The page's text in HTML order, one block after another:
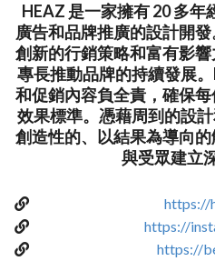
HEAZ 是一家擁有 20 多
廣告和品牌推廣的設計開
創新的行銷策略和富有影
專長推動品牌的持續發展
和促銷內容負全責，確保
效果標準。憑藉周到的設
創造性的、以結果為導向
與受眾建立
https://
https://
https://